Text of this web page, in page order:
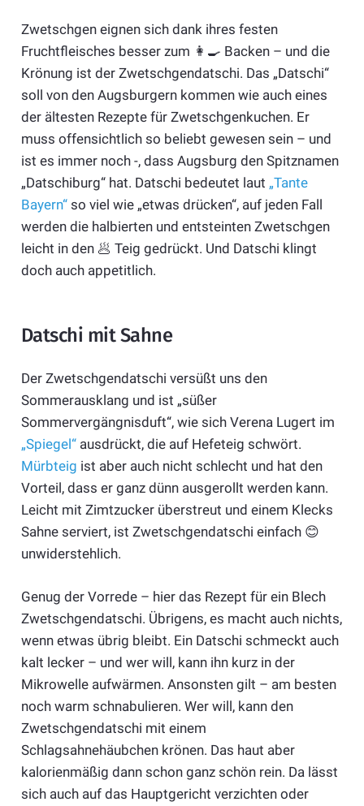
Zwetschgen eignen sich dank ihres festen
Fruchtfleisches besser zum 👩‍🍳 Backen – und die
Krönung ist der Zwetschgendatschi. Das „Datschi“
soll von den Augsburgern kommen wie auch eines
der ältesten Rezepte für Zwetschgenkuchen. Er
muss offensichtlich so beliebt gewesen sein – und
ist es immer noch -, dass Augsburg den Spitznamen
„Datschiburg“ hat. Datschi bedeutet laut „Tante
Bayern“so viel wie „etwas drücken“, auf jeden Fall
werden die halbierten und entsteinten Zwetschgen
leicht in den 🥟 Teig gedrückt. Und Datschi klingt
doch auch appetitlich.
Datschi mit Sahne
Der Zwetschgendatschi versüßt uns den
Sommerausklang und ist „süßer
Sommervergängnisduft“, wie sich Verena Lugert im
„Spiegel“ausdrückt, die auf Hefeteig schwört.
Mürbteig ist aber auch nicht schlecht und hat den
Vorteil, dass er ganz dünn ausgerollt werden kann.
Leicht mit Zimtzucker überstreut und einem Klecks
Sahne serviert, ist Zwetschgendatschi einfach 😊
unwiderstehlich.
Genug der Vorrede – hier das Rezept für ein Blech
Zwetschgendatschi. Übrigens, es macht auch nichts,
wenn etwas übrig bleibt. Ein Datschi schmeckt auch
kalt lecker – und wer will, kann ihn kurz in der
Mikrowelle aufwärmen. Ansonsten gilt – am besten
noch warm schnabulieren. Wer will, kann den
Zwetschgendatschi mit einem
Schlagsahnehäubchen krönen. Das haut aber
kalorienmäßig dann schon ganz schön rein. Da lässt
sich auch auf das Hauptgericht verzichten oder